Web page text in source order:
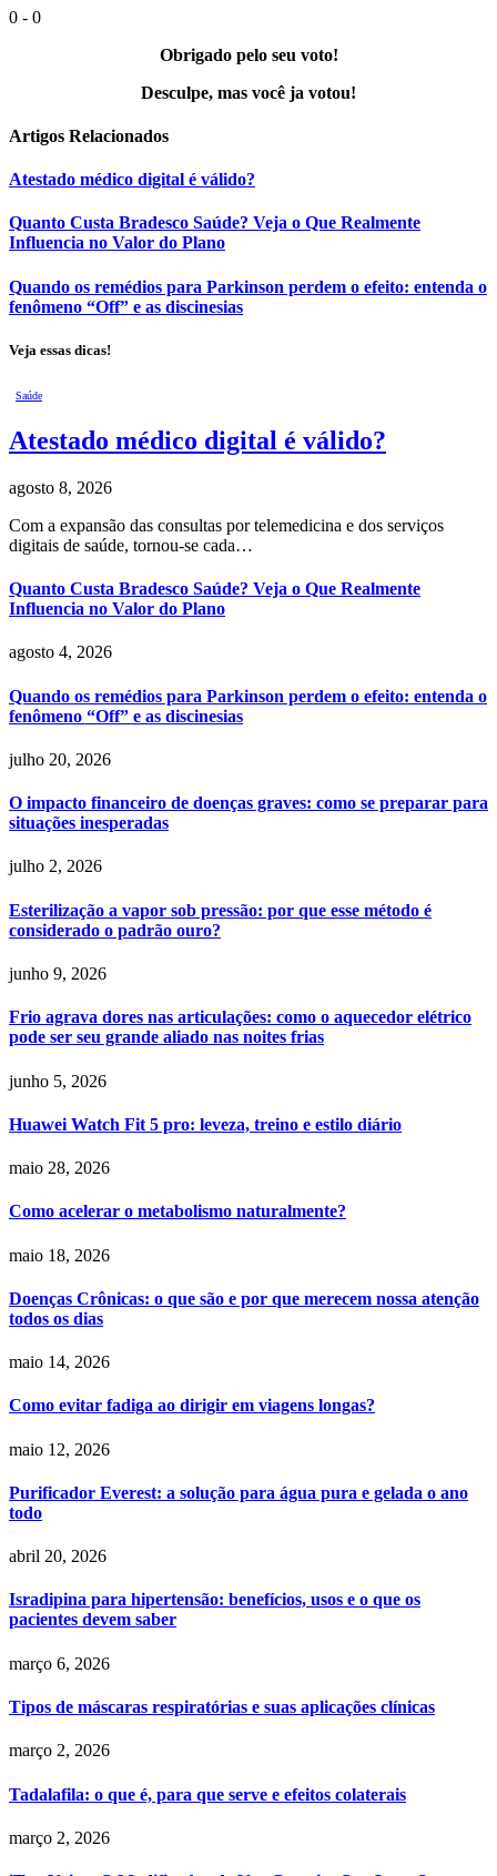
0 - 0
Obrigado pelo seu voto!
Desculpe, mas você ja votou!
Artigos Relacionados
Atestado médico digital é válido?
Quanto Custa Bradesco Saúde? Veja o Que Realmente
Influencia no Valor do Plano
Quando os remédios para Parkinson perdem o efeito: entenda o
fenômeno “Off” e as discinesias
Veja essas dicas!
Saúde
Atestado médico digital é válido?
agosto 8, 2026
Com a expansão das consultas por telemedicina e dos serviços
digitais de saúde, tornou-se cada…
Quanto Custa Bradesco Saúde? Veja o Que Realmente
Influencia no Valor do Plano
agosto 4, 2026
Quando os remédios para Parkinson perdem o efeito: entenda o
fenômeno “Off” e as discinesias
julho 20, 2026
O impacto financeiro de doenças graves: como se preparar para
situações inesperadas
julho 2, 2026
Esterilização a vapor sob pressão: por que esse método é
considerado o padrão ouro?
junho 9, 2026
Frio agrava dores nas articulações: como o aquecedor elétrico
pode ser seu grande aliado nas noites frias
junho 5, 2026
Huawei Watch Fit 5 pro: leveza, treino e estilo diário
maio 28, 2026
Como acelerar o metabolismo naturalmente?
maio 18, 2026
Doenças Crônicas: o que são e por que merecem nossa atenção
todos os dias
maio 14, 2026
Como evitar fadiga ao dirigir em viagens longas?
maio 12, 2026
Purificador Everest: a solução para água pura e gelada o ano
todo
abril 20, 2026
Isradipina para hipertensão: benefícios, usos e o que os
pacientes devem saber
março 6, 2026
Tipos de máscaras respiratórias e suas aplicações clínicas
março 2, 2026
Tadalafila: o que é, para que serve e efeitos colaterais
março 2, 2026